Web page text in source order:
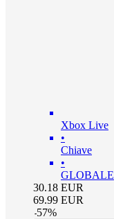
Xbox Live
•
Chiave
•
GLOBALE
30.18 EUR
69.99 EUR
-57%